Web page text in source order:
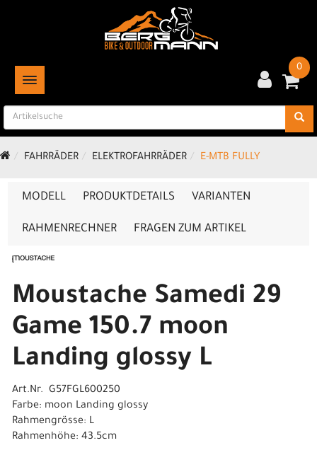
TOGGLE NAVIGATION
0
FAHRRÄDER ELEKTROFAHRRÄDER E-MTB FULLY
MODELL PRODUKTDETAILS VARIANTEN
RAHMENRECHNER FRAGEN ZUM ARTIKEL
Moustache Samedi 29
Game 150.7 moon
Landing glossy L
Art.Nr. G57FGL600250
Farbe: moon Landing glossy
Rahmengrösse: L
Rahmenhöhe: 43.5cm